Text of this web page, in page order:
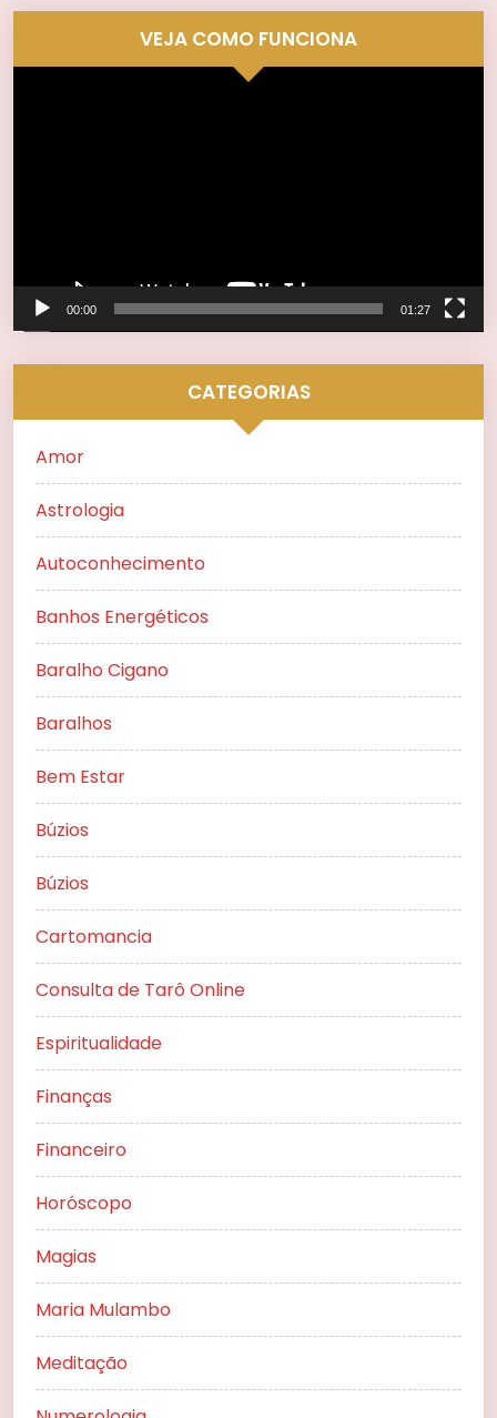
VEJA COMO FUNCIONA
00:00 01:27
CATEGORIAS
Amor
Astrologia
Autoconhecimento
Banhos Energéticos
Baralho Cigano
Baralhos
Bem Estar
Búzios
Búzios
Cartomancia
Consulta de Tarô Online
Espiritualidade
Finanças
Financeiro
Horóscopo
Magias
Maria Mulambo
Meditação